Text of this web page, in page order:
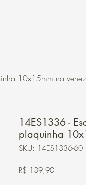
10x15mm na
14ES1336 -
plaquinha
SKU: 14ES1336-60
R$ 139,90Preço